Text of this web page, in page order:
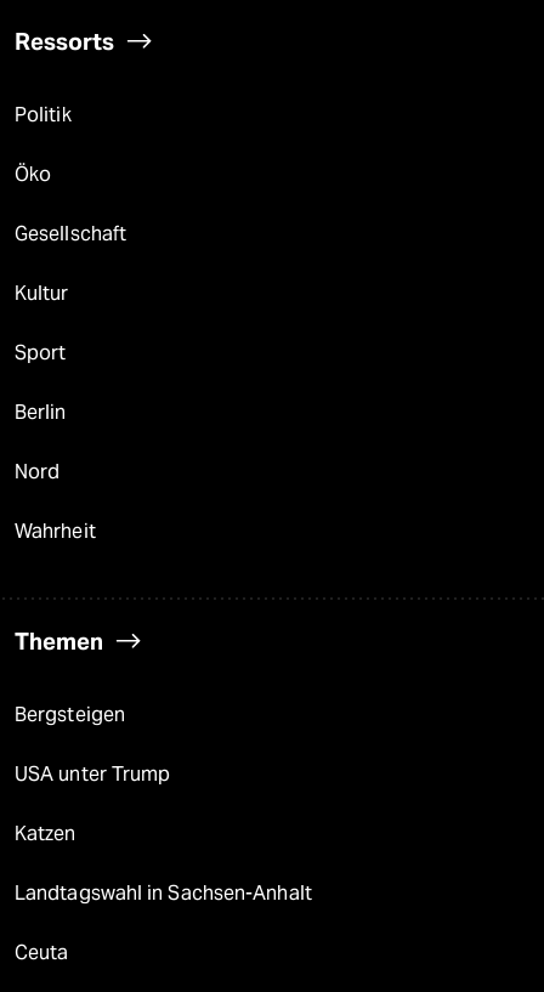
Ressorts
Politik
Öko
Gesellschaft
Kultur
Sport
Berlin
Nord
Wahrheit
Themen
Bergsteigen
USA unter Trump
Katzen
Landtagswahl in Sachsen-Anhalt
Ceuta